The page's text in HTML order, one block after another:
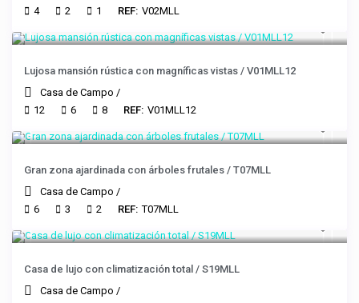
4 2 1 REF: V02MLL
Lujosa mansión rústica con magníficas vistas / V01MLL12
Casa de Campo /
12
6 8 REF: V01MLL12
Gran zona ajardinada con árboles frutales / T07MLL
Casa de Campo /
6
3 2 REF: T07MLL
Casa de lujo con climatización total / S19MLL
Casa de Campo /